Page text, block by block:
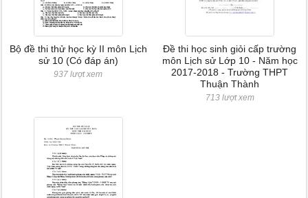
Bộ đề thi thử học kỳ II môn Lịch
sử 10 (Có đáp án)
937 lượt xem
Đề thi học sinh giỏi cấp trường
môn Lịch sử Lớp 10 - Năm học
2017-2018 - Trường THPT
Thuận Thành
713 lượt xem